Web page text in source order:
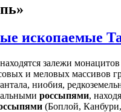
ископаемые
залежи
и меловых массивов
ниобия,
россыпями,
(Боплой,